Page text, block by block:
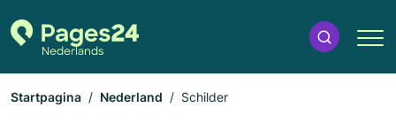
Startpagina Nederland Schilder